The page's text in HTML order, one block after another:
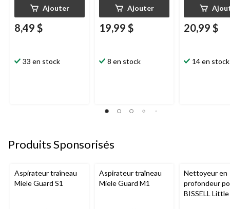
Ajouter
8,49 $
33 en stock
Ajouter
19,99 $
8 en stock
20,99 $
14 en stock
Produits Sponsorisés
Aspirateur traîneau
Miele Guard S1
Aspirateur traîneau
Miele Guard M1
Nettoyeur en
profondeur
BISSELL